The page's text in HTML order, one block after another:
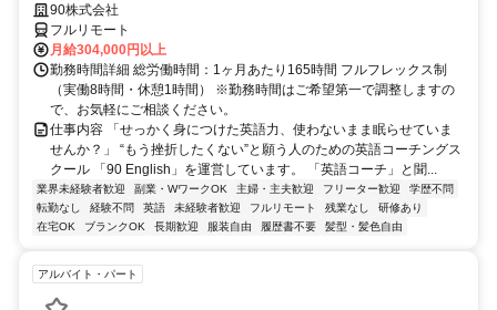
90株式会社
フルリモート
月給304,000円以上
勤務時間詳細 総労働時間：1ヶ月あたり165時間 フルフレックス制
（実働8時間・休憩1時間） ※勤務時間はご希望第一で調整しますの
で、お気軽にご相談ください。
仕事内容 「せっかく身につけた英語力、使わないまま眠らせていま
せんか？」 “もう挫折したくない”と願う人のための英語コーチングス
クール 「90 English」を運営しています。 「英語コーチ」と聞...
業界未経験者歓迎 副業・WワークOK 主婦・主夫歓迎 フリーター歓迎
学歴不問
転勤なし
経験不問 英語 未経験者歓迎 フルリモート 残業なし
研修あり
在宅OK
ブランクOK 長期歓迎 服装自由 履歴書不要 髪型・髪色自由
アルバイト・パート